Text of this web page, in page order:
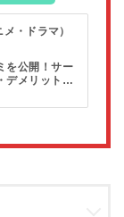
・ドラマ）
を公開！サー
デメリットを